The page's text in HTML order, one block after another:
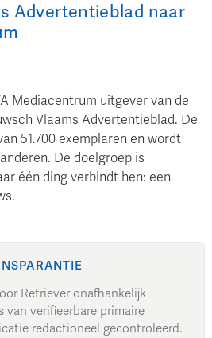
Advertentieblad naar
Mediacentrum uitgever van de
Vlaams Advertentieblad. De
51.700 exemplaren en wordt
De doelgroep is
één ding verbindt hen: een
Retriever onafhankelijk
van verifieerbare primaire
redactioneel gecontroleerd.